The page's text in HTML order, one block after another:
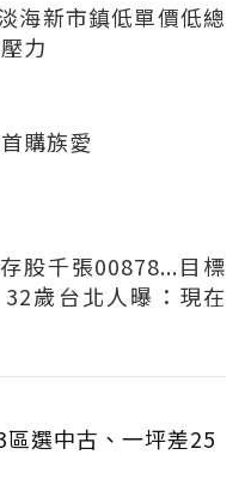
海新市鎮低單價低總
力
購族愛
股千張00878...目標
歲台北人曝：現在
選中古、一坪差25